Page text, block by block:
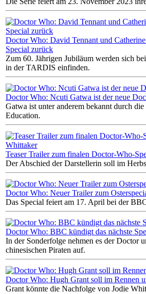
Doctor Who: David Tennant und
Special zurück
Zum 60. Jährigen Jubiläum werden sich
in der TARDIS einfinden.
Doctor Who: Ncuti Gatwa ist der neue
Gatwa ist unter anderem bekannt durch
Education.
Teaser Trailer zum finalen Doctor-Who-
Der Abschied der Darstellerin soll im
Doctor Who: Neuer Trailer zum
Das Special feiert am 17. April bei der
Doctor Who: BBC kündigt das nächste
In der Sonderfolge nehmen es der Doctor
chinesischen Piraten auf.
Doctor Who: Hugh Grant soll im Rennen
Grant könnte die Nachfolge von Jodie